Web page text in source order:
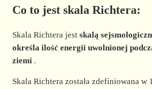
V
i
d
Co to jest skala Richtera:
Skala Richtera jest skalą
określa ilość energii uwolnionej
ziemi.
Skala Richtera została zdefiniowana w